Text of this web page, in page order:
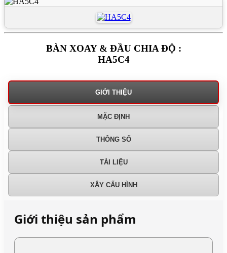
BÀN XOAY & ĐẦU CHIA ĐỘ :
HA5C4
GIỚI THIỆU
MẶC ĐỊNH
THÔNG SỐ
TÀI LIỆU
XÂY CẤU HÌNH
Giới thiệu sản phẩm